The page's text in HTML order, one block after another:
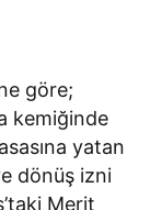
göre;
kemiğinde
yatan
dönüş izni
Merit